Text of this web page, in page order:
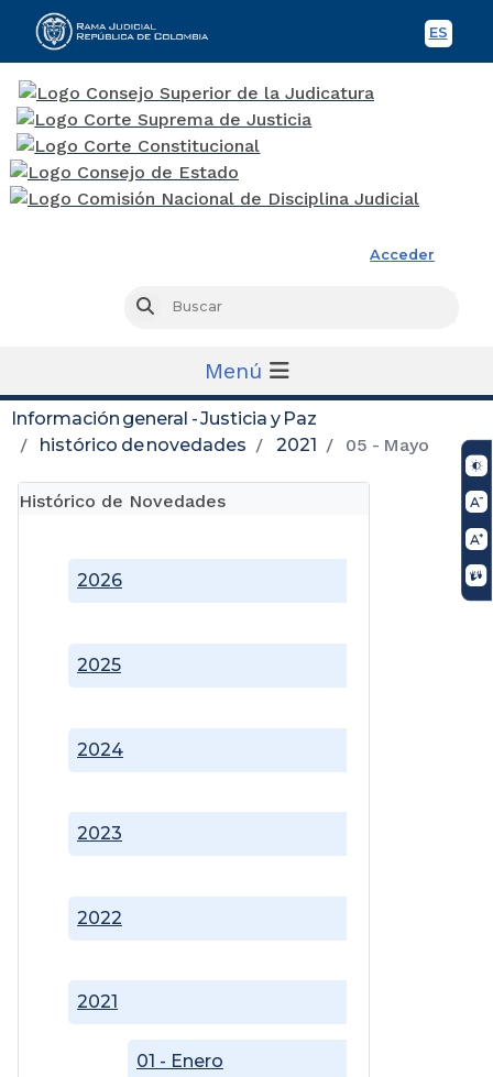
ES
Acceder
Buscar
Menú
Información general - Justicia y Paz
histórico de novedades
2021 05 - Mayo
Histórico de Novedades
2021
01 - Enero
2022
2023
2024
2025
2026